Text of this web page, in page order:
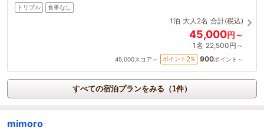
トリプル 食事なし
1泊 大人2名 合計(税込)
45,000円～
1名 22,500円～
45,000スコア～ ポイント 2% 900ポイント～
すべての宿泊プランをみる（1件）
mimoro